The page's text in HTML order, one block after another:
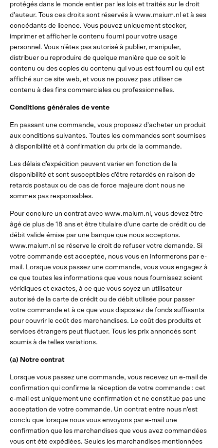
protégés dans le monde entier par les lois et traités sur le droit
d'auteur. Tous ces droits sont réservés à www.maium.nl et à ses
concédants de licence. Vous pouvez uniquement stocker,
imprimer et afficher le contenu fourni pour votre usage
personnel. Vous n'êtes pas autorisé à publier, manipuler,
distribuer ou reproduire de quelque manière que ce soit le
contenu ou des copies du contenu qui vous est fourni ou qui est
affiché sur ce site web, et vous ne pouvez pas utiliser ce
contenu à des fins commerciales ou professionnelles.
Conditions générales de vente
En passant une commande, vous proposez d'acheter un produit
aux conditions suivantes. Toutes les commandes sont soumises
à disponibilité et à confirmation du prix de la commande.
Les délais d'expédition peuvent varier en fonction de la
disponibilité et sont susceptibles d'être retardés en raison de
retards postaux ou de cas de force majeure dont nous ne
sommes pas responsables.
Pour conclure un contrat avec www.maium.nl, vous devez être
âgé de plus de 18 ans et être titulaire d'une carte de crédit ou de
débit valide émise par une banque que nous acceptons.
www.maium.nl se réserve le droit de refuser votre demande. Si
votre commande est acceptée, nous vous en informerons par e-
mail. Lorsque vous passez une commande, vous vous engagez à
ce que toutes les informations que vous nous fournissez soient
véridiques et exactes, à ce que vous soyez un utilisateur
autorisé de la carte de crédit ou de débit utilisée pour passer
votre commande et à ce que vous disposiez de fonds suffisants
pour couvrir le coût des marchandises. Le coût des produits et
services étrangers peut fluctuer. Tous les prix annoncés sont
soumis à de telles variations.
(a) Notre contrat
Lorsque vous passez une commande, vous recevez un e-mail de
confirmation qui confirme la réception de votre commande : cet
e-mail est uniquement une confirmation et ne constitue pas une
acceptation de votre commande. Un contrat entre nous n'est
conclu que lorsque nous vous envoyons par e-mail une
confirmation que les marchandises que vous avez commandées
vous ont été expédiées. Seules les marchandises mentionnées